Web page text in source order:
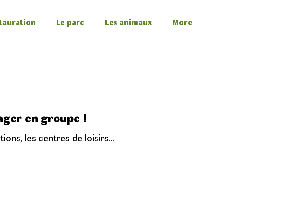
Le parc Les animaux More
en groupe !
les centres de loisirs…